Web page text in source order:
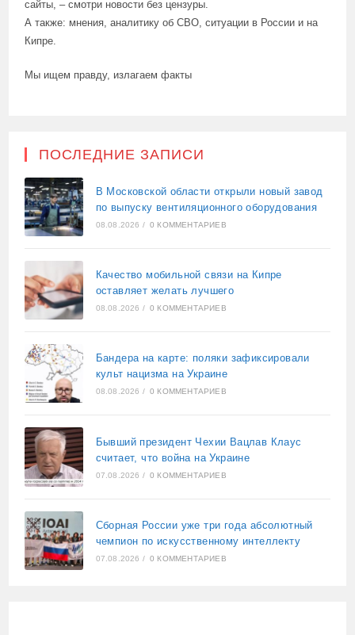
сайты, – смотри новости без цензуры.
А также: мнения, аналитику об СВО, ситуации в России и на
Кипре.
Мы ищем правду, излагаем факты
ПОСЛЕДНИЕ ЗАПИСИ
В Московской области открыли новый завод
по выпуску вентиляционного оборудования
08.08.2026 / 0 КОММЕНТАРИЕВ
Качество мобильной связи на Кипре
оставляет желать лучшего
08.08.2026 / 0 КОММЕНТАРИЕВ
Бандера на карте: поляки зафиксировали
культ нацизма на Украине
08.08.2026 / 0 КОММЕНТАРИЕВ
Бывший президент Чехии Вацлав Клаус
считает, что война на Украине
07.08.2026 / 0 КОММЕНТАРИЕВ
Сборная России уже три года абсолютный
чемпион по искусственному интеллекту
07.08.2026 / 0 КОММЕНТАРИЕВ